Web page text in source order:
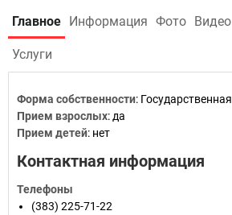
Главное Информация Фото Видео
Услуги
Форма собственности: Государственная
Прием взрослых: да
Прием детей: нет
Контактная информация
Телефоны
(383) 225-71-22